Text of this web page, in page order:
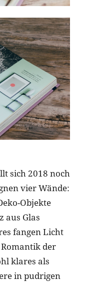
sich 2018 noch
vier Wände:
Objekte
aus Glas
fangen Licht
der
klares als
in pudrigen